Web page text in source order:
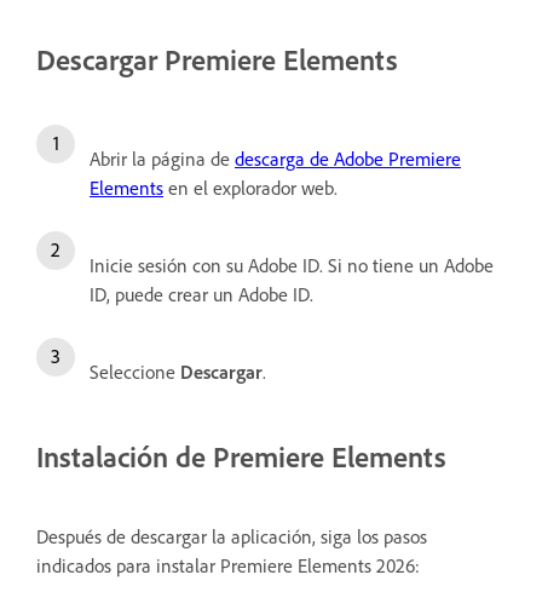
Descargar Premiere Elements
Abrir la página de descarga de Adobe Premiere
Elements en el explorador web.
Inicie sesión con su Adobe ID. Si no tiene un Adobe
ID, puede crear un Adobe ID.
Seleccione Descargar.
Instalación de Premiere Elements
Después de descargar la aplicación, siga los pasos
indicados para instalar Premiere Elements 2026: